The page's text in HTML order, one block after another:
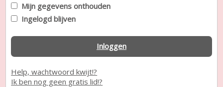
Mijn gegevens onthouden
Ingelogd blijven
Inloggen
Help, wachtwoord kwijt!?
Ik ben nog geen gratis lid!?